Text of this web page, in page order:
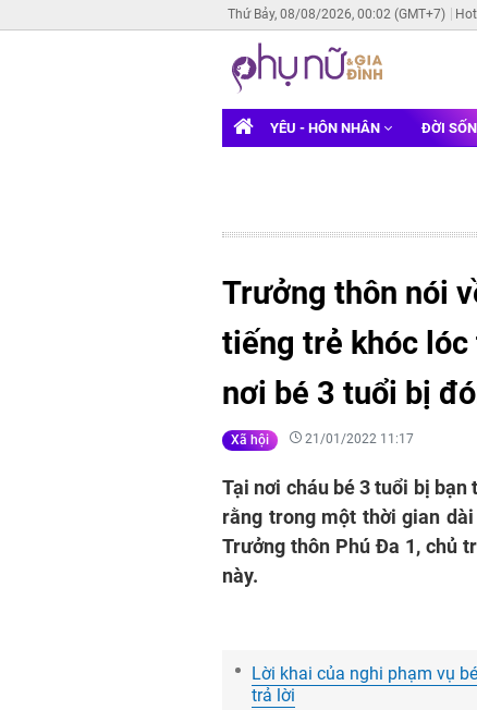
Thứ Bảy, 08/08/2026, 00:02 (GMT+7)
YÊU - HÔN NHÂN ĐỜI
Trưởng thôn nói
tiếng trẻ khóc
nơi bé 3 tuổi bị
Xã hội 21/01/2022 11:17
Tại nơi cháu bé 3 tuổi bị
rằng trong một thời gian
Trưởng thôn Phú Đa 1, chủ
này.
Lời khai của nghi phạm vụ
trả lời